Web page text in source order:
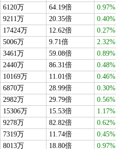
6120万 64.19倍 0.97%
9211万 20.35倍 0.40%
17424万 12.62倍 0.27%
5006万 9.71倍 2.32%
3461万 59.08倍 0.89%
2440万 86.31倍 0.48%
10169万 11.01倍 0.46%
6870万 28.99倍 0.30%
2982万 29.79倍 0.56%
15306万 15.53倍 1.17%
9278万 82.82倍 0.62%
7319万 11.74倍 0.45%
8013万 18.80倍 0.97%